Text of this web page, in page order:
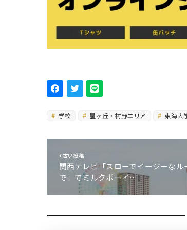
学校 星ヶ丘・村野エリア 東海大
古い投稿
関西テレビ「スローでイージーなル
で」でミルクボーイ…